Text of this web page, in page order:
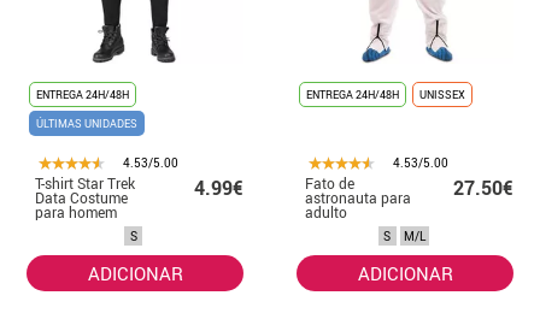
ENTREGA 24H/48H
ÚLTIMAS UNIDADES
4.53/5.00
T-shirt Star Trek
Data Costume
para homem
4.99€
S
ADICIONAR
ENTREGA 24H/48H UNISSEX
4.53/5.00
Fato de
astronauta para
adulto
27.50€
S M/L
ADICIONAR